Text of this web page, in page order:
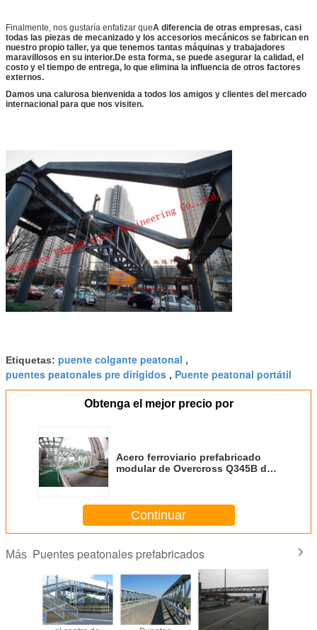
Finalmente, nos gustaría enfatizar queA diferencia de otras empresas, casi
todas las piezas de mecanizado y los accesorios mecánicos se fabrican en
nuestro propio taller, ya que tenemos tantas máquinas y trabajadores
maravillosos en su interior.De esta forma, se puede asegurar la calidad, el
costo y el tiempo de entrega, lo que elimina la influencia de otros factores
externos.
Damos una calurosa bienvenida a todos los amigos y clientes del mercado
internacional para que nos visiten.
Etiquetas: puente colgante peatonal ,
puentes peatonales pre dirigidos , Puente peatonal portátil
Obtenga el mejor precio por
Acero ferroviario prefabricado
modular de Overcross Q345B de
particulares
Continuar
Más Puentes peatonales prefabricados